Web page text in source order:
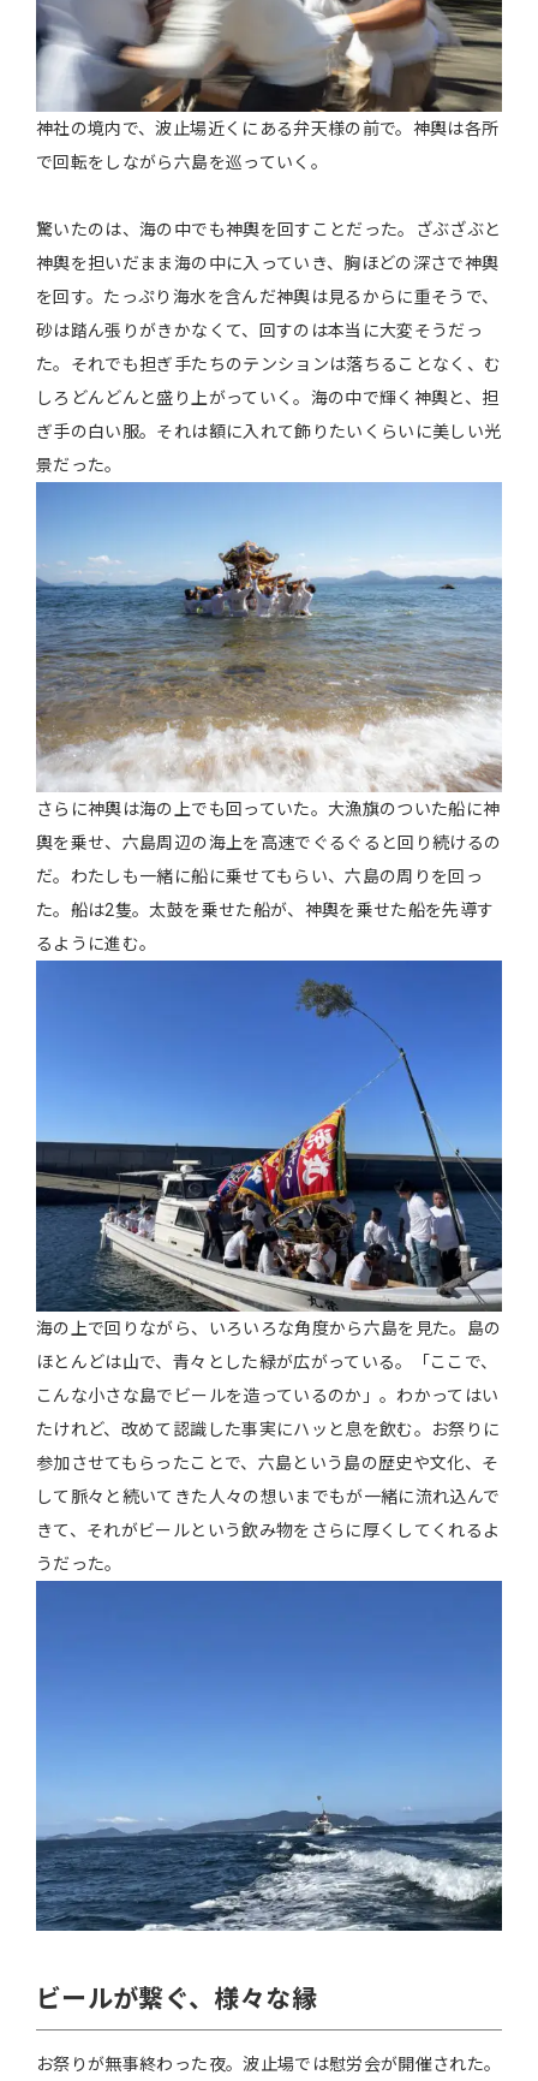
神社の境内で、波止場近くにある弁天様の前で。神輿は各所
で回転をしながら六島を巡っていく。
驚いたのは、海の中でも神輿を回すことだった。ざぶざぶと
神輿を担いだまま海の中に入っていき、胸ほどの深さで神輿
を回す。たっぷり海水を含んだ神輿は見るからに重そうで、
砂は踏ん張りがきかなくて、回すのは本当に大変そうだっ
た。それでも担ぎ手たちのテンションは落ちることなく、む
しろどんどんと盛り上がっていく。海の中で輝く神輿と、担
ぎ手の白い服。それは額に入れて飾りたいくらいに美しい光
景だった。
さらに神輿は海の上でも回っていた。大漁旗のついた船に神
輿を乗せ、六島周辺の海上を高速でぐるぐると回り続けるの
だ。わたしも一緒に船に乗せてもらい、六島の周りを回っ
た。船は2隻。太鼓を乗せた船が、神輿を乗せた船を先導す
るように進む。
海の上で回りながら、いろいろな角度から六島を見た。島の
ほとんどは山で、青々とした緑が広がっている。「ここで、
こんな小さな島でビールを造っているのか」。わかってはい
たけれど、改めて認識した事実にハッと息を飲む。お祭りに
参加させてもらったことで、六島という島の歴史や文化、そ
して脈々と続いてきた人々の想いまでもが一緒に流れ込んで
きて、それがビールという飲み物をさらに厚くしてくれるよ
うだった。
ビールが繋ぐ、様々な縁
お祭りが無事終わった夜。波止場では慰労会が開催された。